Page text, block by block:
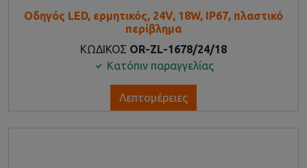
Οδηγός LED, ερμητικός, 24V, 18W, IP67, πλαστικό
περίβλημα
ΚΩΔΙΚΟΣ OR-ZL-1678/24/18
Κατόπιν παραγγελίας
Λεπτομέρειες